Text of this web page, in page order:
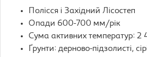
Полісся і Західний Лісостеп
Опади 600-700 мм/рік
Сума активних температур:
Ґрунти: дерново-підзолисті,